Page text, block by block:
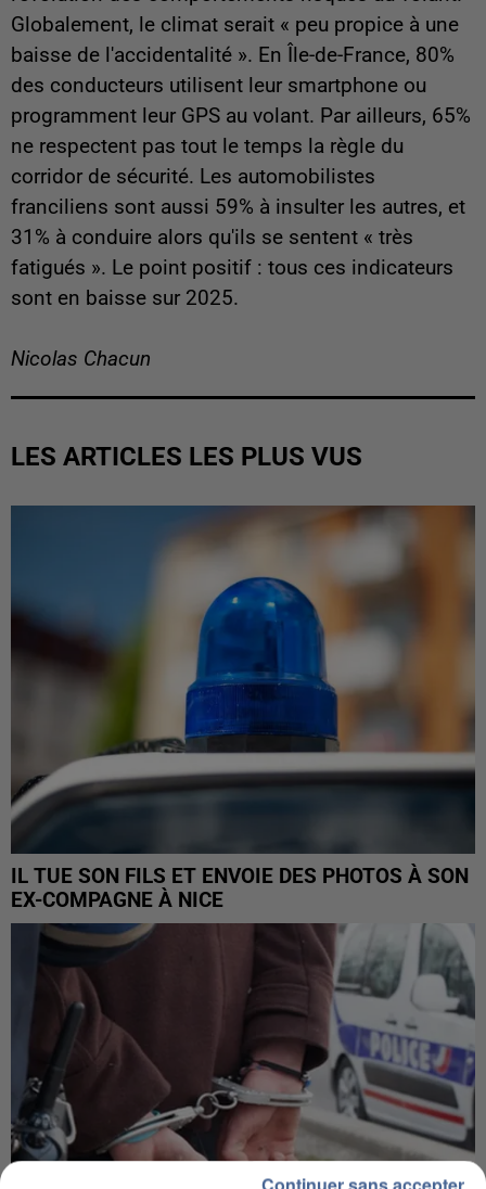
Globalement, le climat serait « peu propice à une
baisse de l'accidentalité ». En Île-de-France, 80%
des conducteurs utilisent leur smartphone ou
programment leur GPS au volant. Par ailleurs, 65%
ne respectent pas tout le temps la règle du
corridor de sécurité. Les automobilistes
franciliens sont aussi 59% à insulter les autres, et
31% à conduire alors qu'ils se sentent « très
fatigués ». Le point positif : tous ces indicateurs
sont en baisse sur 2025.
Nicolas Chacun
LES ARTICLES LES PLUS VUS
IL TUE SON FILS ET ENVOIE DES PHOTOS À SON
EX-COMPAGNE À NICE
Continuer sans accepter